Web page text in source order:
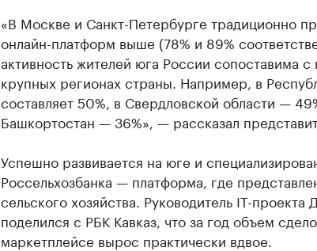
«В Москве и Санкт-Петербурге традиционно
онлайн-платформ выше (78% и 89%
активность жителей юга России сопоставима с
крупных регионах страны. Например, в
составляет 50%, в Свердловской области —
Башкортостан — 36%», — рассказал
Успешно развивается на юге и
Россельхозбанка — платформа, где
сельского хозяйства. Руководитель IT-
поделился с РБК Кавказ, что за год объем
маркетплейсе вырос практически вдвое.